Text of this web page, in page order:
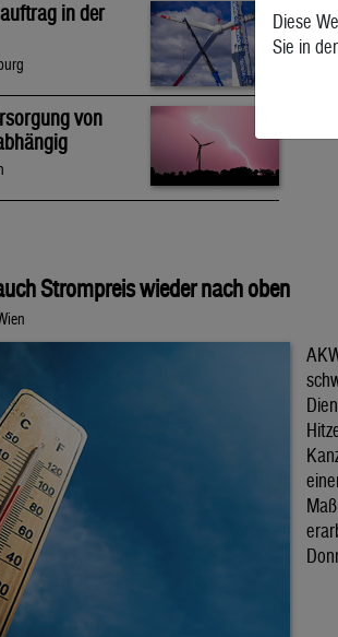
in der
von
Strompreis wieder nach oben
Diese
Sie in